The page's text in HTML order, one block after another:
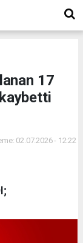
17
02.07.2026 - 12:22